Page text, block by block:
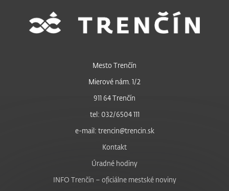
Mesto Trenčín
Mierové nám. 1/2
911 64 Trenčín
tel: 032/6504 111
e-mail: trencin@trencin.sk
Kontakt
Úradné hodiny
INFO Trenčín – oficiálne mestské noviny